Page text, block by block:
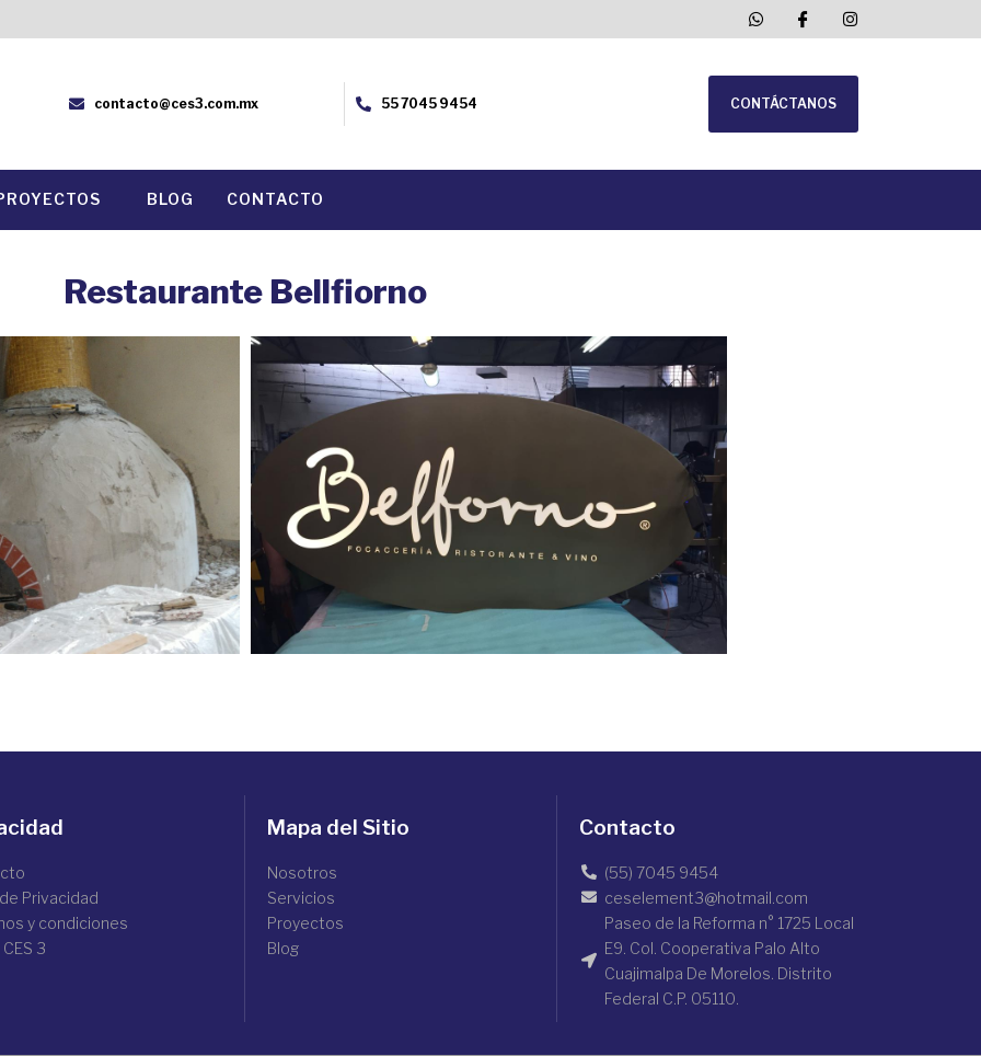
contacto@ces3.com.mx 55 7045 9454 CONTÁCTANOS
BLOG CONTACTO
Restaurante Bellfiorno
Privacidad
y condiciones
3
Mapa del Sitio
Nosotros
Servicios
Proyectos
Blog
Contacto
(55) 7045 9454
ceselement3@hotmail.com
Paseo de la Reforma n° 1725 Local
E9. Col. Cooperativa Palo Alto
Cuajimalpa De Morelos. Distrito
Federal C.P. 05110.